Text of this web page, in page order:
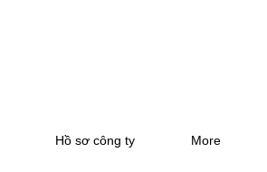
Hồ sơ công ty More